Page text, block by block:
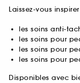
Laissez-vous
les soins anti-
les soins pour
les soins pour
les soins pour
Disponibles avec